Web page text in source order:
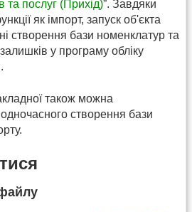
та послуг (Прихід)”. Завдяки
як імпорт, запуск об'єкта
створення бази номенклатур та
у програму обліку
також можна
створення бази